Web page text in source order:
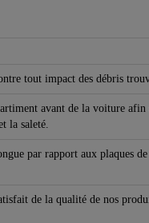
tout impact des débris
avant de la voiture
la saleté.
par rapport aux plaques
de la qualité de nos